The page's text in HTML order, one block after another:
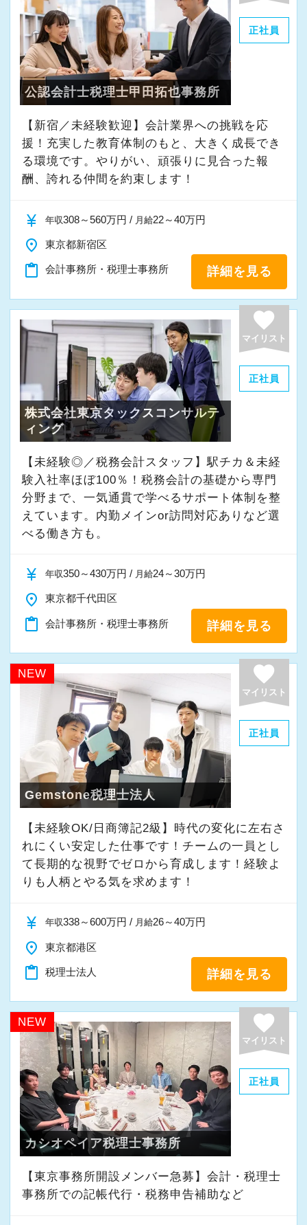
年齢・性別・学歴、そして資格の有無に関係な
く、すべてのメンバーがプロとして活躍できる
環境が整っています。
実際に、多くの若手職員が第一線で顧問先を担
当し、日々やりがいを感じながら働いていま
す。
もちろん、資格試験への挑戦も大歓迎。中でも
私たちは、FP資格の最上位であるCFP資格の取
得を推奨しています。
CFPは、税務・社会保険・相続・不動産・金融
広い知識を体系的に学べる資格で、実務にも直
結する大きな武器になります。
また、当社では資格の有無が給与に直接影響す
評価はあくまでも成果と姿勢。
たとえば、「担当しているお客様の年間売上」
などを基準に、**頑張りに応じたインセンティ
ブ（決算賞与）**を支給しています。
そのため、年収1,000万円を超える職員も複数在
籍しており、実力次第で大きくステップアップ
できる環境です。
【求める人材像】
・経営のプロフェッショナルを目指したい人
・継続して努力のできる体力のある人
・明るく素直な人
本全国のお客様から沢山のご相談を頂き、拡大
を続けています。
安定した経営基盤のもと、成長できる環境が整
是非、一緒に働きませんか！
ご応募お待ちしております。
▽採用サイト
職場環境やスタッフのインタビューなど、掲載
しております！
https://www.mountain.co.jp/recruiting/
が多数在籍しております。
13年目職員
監査担当（30件前後） ＋ 生損保部門長とし
て顧問先全体の生損保の見直し、提案を行う
9年目職員
監査担当（25件前後） ＋ 得意のシステムス
キルを活かし、顧問先全体のDX支援を行う
8年目職員
監査担当（35件前後） 監査担当者を極めるべ
6年目職員
監査担当（10件前後） ＋ 正確な処理が得意
で、決算処理を多くこなすスペシャリストに
【充実した研修体制／気が付けば経営のプロフ
ェッショナルに】
社会人になってから自発的に知識、経験を得る
ことは非常に大変です。当社の特徴でもある朝8
時からの勉強会では、消費税の実務知識の習
得、決算書の作成方法習得等々、プロフェッシ
ョナルになるための講習を実施しており、知識
を定着されるために考査も実施しています。勿
論、入社時研修や担当の上司がついて随時サポ
ートしていく体制も整っていますので、未経験
の方でも安心して仕事に取り組んで頂けます。
結果的に、6ヶ月後には顧問先に訪問できるレベ
ルになっています。また、顧問先一社に対し、
も顧問先の前担当者がサポートする仕組みもあ
ります。
【税理士資格がなくても活躍できる／給与も資
格は関係なし】
「税理士補助」、そんな言葉は私たちに存在し
ません。全員が年齢、性別、学歴に関係なく活
躍できる職場となっており、多くの若手職員が
活躍しています。
勿論、資格試験への挑戦は大歓迎で、CFP資格
を推奨しています。CFP資格は税務、社労、保
険、不動産、相続事業承継、金融資産運用の6分
様の役に立てる）資格です。
また、資格の有無で給与が決定されるわけでは
ないため、頑張り次第で給与に差がついていき
ありますが、売上の金額に応じてインセンティ
1,000万円超の職員も複数在籍しております。
・経営のプロフェッショナルを目指したい人
・継続して努力のできる体力のある人
・明るく素直な人
1984年に創業以来、現在では1,200件以上の日
本全国のお客様から沢山のご相談を頂き、拡大
を続けています。
安定した経営基盤のもと、成長できる環境が整
っています。
是非、一緒に働きませんか！
正社員
公認会計士税理士甲田拓也事務所
【新宿／未経験歓迎】会計業界への挑戦を応
援！充実した教育体制のもと、大きく成長でき
る環境です。やりがい、頑張りに見合った報
酬、誇れる仲間を約束します！
currency_yen 年収308～560万円 / 月給22～40万円
place 東京都新宿区
content_paste 会計事務所・税理士事務所 詳細を見る
favorite
マイリスト
正社員
株式会社東京タックスコンサルテ
ィング
【未経験◎／税務会計スタッフ】駅チカ＆未経
験入社率ほぼ100％！税務会計の基礎から専門
分野まで、一気通貫で学べるサポート体制を整
えています。内勤メインor訪問対応ありなど選
べる働き方も。
currency_yen 年収350～430万円 / 月給24～30万円
place 東京都千代田区
content_paste 会計事務所・税理士事務所 詳細を見る
NEW favorite
マイリスト
正社員
Gemstone税理士法人
【未経験OK/日商簿記2級】時代の変化に左右さ
れにくい安定した仕事です！チームの一員とし
て⻑期的な視野でゼロから育成します！経験よ
りも人柄とやる気を求めます！
currency_yen 年収338～600万円 / 月給26～40万円
place 東京都港区
content_paste 税理士法人 詳細を見る
NEW favorite
マイリスト
正社員
カシオペイア税理士事務所
【東京事務所開設メンバー急募】会計・税理士
事務所での記帳代行・税務申告補助など